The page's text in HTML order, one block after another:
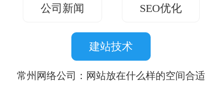
公司新闻 SEO优化
建站技术
常州网络公司：网站放在什么样的空间合适